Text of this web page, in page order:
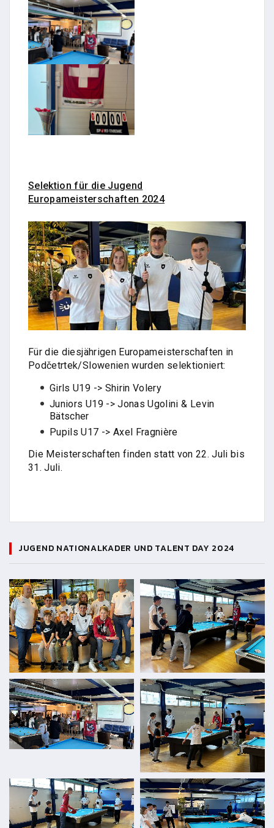
Selektion für die Jugend
Europameisterschaften 2024
Für die diesjährigen Europameisterschaften in
Podčetrtek/Slowenien wurden selektioniert:
Girls U19 -> Shirin Volery
Juniors U19 -> Jonas Ugolini & Levin
Bätscher
Pupils U17 -> Axel Fragnière
Die Meisterschaften finden statt von 22. Juli bis
31. Juli.
JUGEND NATIONALKADER UND TALENT DAY 2024